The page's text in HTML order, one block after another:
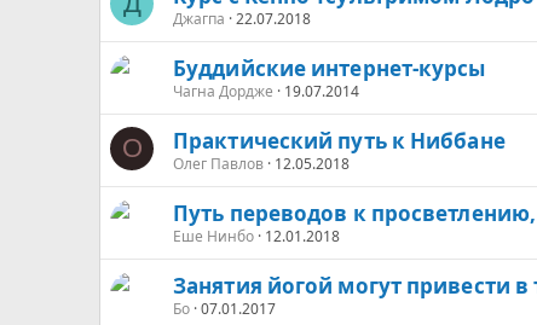
Джагпа 22.07.2018
Буддийские интернет-курсы
Чагна Дордже 19.07.2014
О Практический путь к Ниббане
Олег Павлов 12.05.2018
Путь переводов к
Еше Нинбо 12.01.2018
Занятия йогой могут привести
Бо 07.01.2017